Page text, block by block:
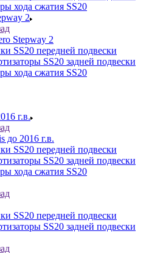
хода сжатия SS20
2
Stepway 2
SS20 передней подвески
SS20 задней подвески
хода сжатия SS20
г.в.
до 2016 г.в.
SS20 передней подвески
SS20 задней подвески
хода сжатия SS20
SS20 передней подвески
SS20 задней подвески